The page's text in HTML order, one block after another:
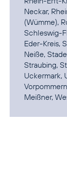
Neckar,
(Wümme),
Schleswig-
Eder-Kreis,
Neiße,
Straubing,
Uckermark,
Meißner,